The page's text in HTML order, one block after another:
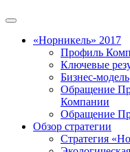
«Норникель» 2017
Профиль
Ключевые
Бизнес-модель
Обращение
Компании
Обращение
Обзор стратегии
Стратегия